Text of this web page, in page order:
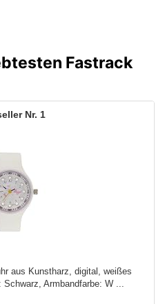
Fastrack
1
aus Kunstharz, digital, weißes
Armbandfarbe: W ...